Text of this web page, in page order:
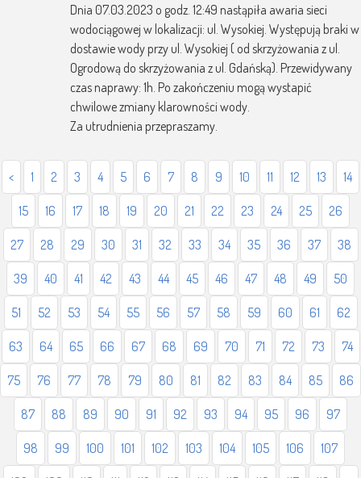
Dnia 07.03.2023 o godz. 12:49 nastąpiła awaria sieci
wodociągowej w lokalizacji: ul. Wysokiej. Występują braki w
dostawie wody przy ul. Wysokiej ( od skrzyżowania z ul.
Ogrodową do skrzyżowania z ul. Gdańską). Przewidywany
czas naprawy: 1h. Po zakończeniu mogą wystapić
chwilowe zmiany klarowności wody.
Za utrudnienia przepraszamy.
< 1 2 3 4 5 6 7 8 9 10 11 12 13 14
15 16 17 18 19 20 21 22 23 24 25 26
27 28 29 30 31 32 33 34 35 36 37 38
39 40 41 42 43 44 45 46 47 48 49 50
51 52 53 54 55 56 57 58 59 60 61 62
63 64 65 66 67 68 69 70 71 72 73 74
75 76 77 78 79 80 81 82 83 84 85 86
87 88 89 90 91 92 93 94 95 96 97
98 99 100 101 102 103 104 105 106 107